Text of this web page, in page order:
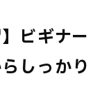
ビギナー
しっかり